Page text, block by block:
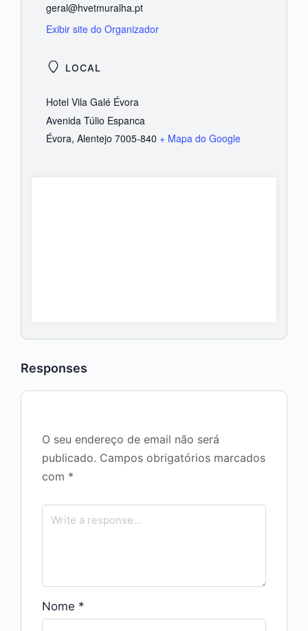
LOCAL
Hotel Vila Galé Évora
Avenida Túlio Espanca
Évora, Alentejo 7005-840 + Mapa do Google
geral@hvetmuralha.pt
Exibir site do Organizador
Responses
O seu endereço de email não será
publicado. Campos obrigatórios marcados
com *
Nome *